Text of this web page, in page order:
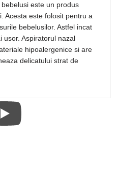
este un produs
Acesta este folosit pentru a
bebelusilor. Astfel incat
usor. Aspiratorul nazal
hipoalergenice si are
delicatului strat de